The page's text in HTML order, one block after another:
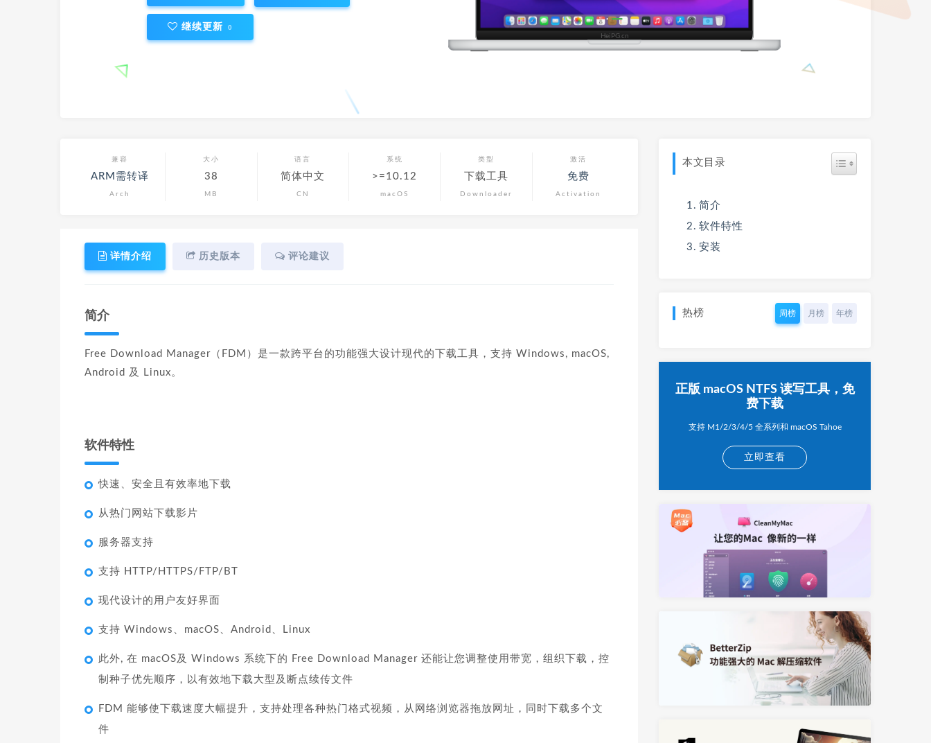
继续更新 0
兼容
ARM需转译
Arch
大小
38
MB
语言
简体中文
CN
系统
>=10.12
macOS
类型
下载工具
Downloader
激活
免费
Activation
详情介绍 历史版本 评论建议
简介
Free Download Manager（FDM）是一款跨平台的功能强大设计现代的下载工具，支持 Windows, macOS,
Android 及 Linux。
软件特性
快速、安全且有效率地下载
从热门网站下载影片
服务器支持
支持 HTTP/HTTPS/FTP/BT
现代设计的用户友好界面
支持 Windows、macOS、Android、Linux
此外, 在 macOS及 Windows 系统下的 Free Download Manager 还能让您调整使用带宽，组织下载，控
制种子优先顺序，以有效地下载大型及断点续传文件
FDM 能够使下载速度大幅提升，支持处理各种热门格式视频，从网络浏览器拖放网址，同时下载多个文
件
本文目录
简介
软件特性
安装
热榜 周榜 月榜 年榜
正版 macOS NTFS 读写工具，免
费下载
支持 M1/2/3/4/5 全系列和 macOS Tahoe
立即查看